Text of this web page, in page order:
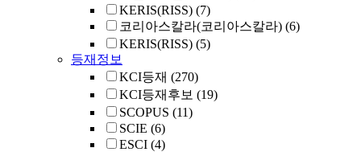
KERIS(RISS) (7)
코리아스칼라(코리아스칼라) (6)
KERIS(RISS) (5)
등재정보
KCI등재 (270)
KCI등재후보 (19)
SCOPUS (11)
SCIE (6)
ESCI (4)